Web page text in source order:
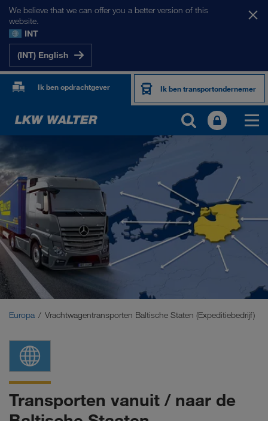
We believe that we can offer you a better version of this
website.
INT
(INT) English
Ik ben opdrachtgever Ik ben transportondernemer
ONZE MARKTEN
Europa
Centraal-Azië
Rusland
Midden-Oosten
Europa Vrachtwagentransporten Baltische Staten (Expeditiebedrijf)
Transporten vanuit / naar de